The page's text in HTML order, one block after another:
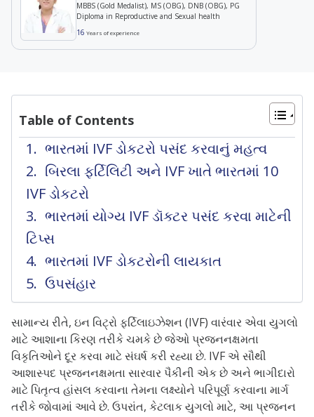
MBBS (Gold Medalist), MS (OBG), DNB (OBG), PG
Diploma in Reproductive and Sexual health
16 Years of experience
Table of Contents
ભારતમાં IVF ડોકટરો પસંદ કરવાનું મહત્વ
બિરલા ફર્ટિલિટી અને IVF ખાતે ભારતમાં 10
IVF ડોકટરો
ભારતમાં યોગ્ય IVF ડૉક્ટર પસંદ કરવા માટેની
ટિપ્સ
ભારતમાં IVF ડોકટરોની લાયકાત
ઉપસંહાર
સામાન્ય રીતે, ઇન વિટ્રો ફર્ટિલાઇઝેશન (IVF) વારંવાર એવા યુગલો
માટે આશાના કિરણ તરીકે ચમકે છે જેઓ પ્રજનનક્ષમતા
વિકૃતિઓને દૂર કરવા માટે સંઘર્ષ કરી રહ્યા છે. IVF એ સૌથી
આશાસ્પદ પ્રજનનક્ષમતા સારવાર પૈકીની એક છે અને ભાગીદારો
માટે પિતૃત્વ હાંસલ કરવાના તેમના લક્ષ્યોને પરિપૂર્ણ કરવાના માર્ગ
તરીકે જોવામાં આવે છે. ઉપરાંત, કેટલાક યુગલો માટે, આ પ્રજનન